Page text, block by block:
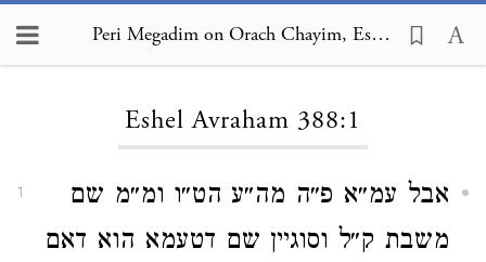
Peri Megadim on Orach Chayim, Eshel Avraham 388:1
Eshel Avraham 388:1
1
אבל עמ״א פ״ה מה״ע הט״ו ומ״מ שם
משבת ק״ל וסוגיין שם דטעמא הוא דאם